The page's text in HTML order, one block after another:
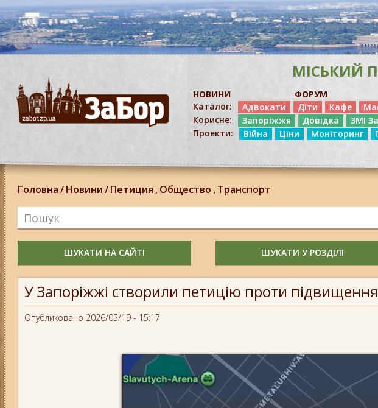
МІСЬКИЙ
НОВИНИ ФОРУМ
Каталог:
Адвокати Діти Кафе
Корисне:
Запоріжжя Довідка ЗМІ
Проекти:
Війна Ціни Моніторинг
Головна/Новини/Петиция ,Общество ,Транспорт
ШУКАТИ НА САЙТІ ШУКАТИ У РОЗДІЛІ
У Запоріжжі створили петицію проти підвищення
Опубликовано 2026/05/19 - 15:17